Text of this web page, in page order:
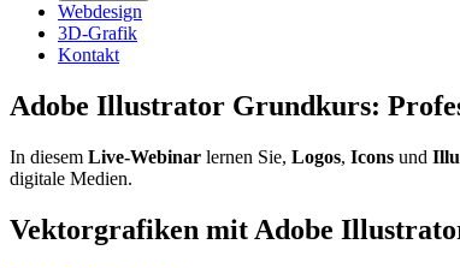
Webdesign
3D-Grafik
Kontakt
Adobe Illustrator Grundkurs:
In diesem Live-Webinar lernen Sie, Logos, Icons und
digitale Medien.
Vektorgrafiken mit Adobe